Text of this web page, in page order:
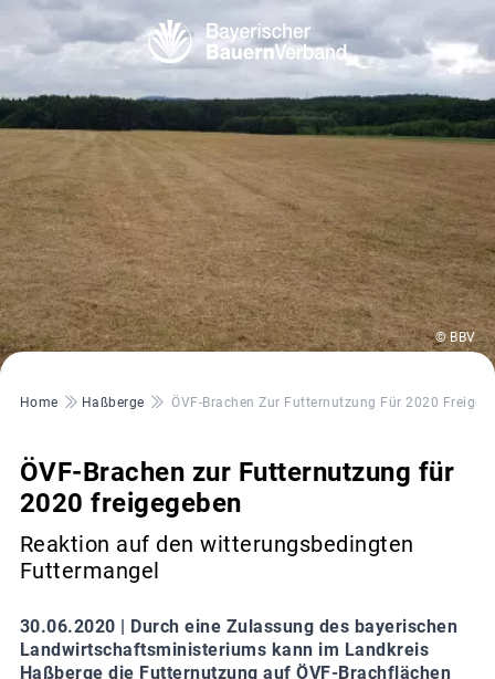
© BBV
Pfadnavigation
Home Haßberge ÖVF-Brachen Zur Futternutzung Für 2020
ÖVF-Brachen zur Futternutzung für
2020 freigegeben
Reaktion auf den witterungsbedingten
Futtermangel
30.06.2020 | Durch eine Zulassung des bayerischen
Landwirtschaftsministeriums kann im Landkreis
Haßberge die Futternutzung auf ÖVF-Brachflächen